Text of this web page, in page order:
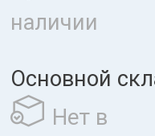
наличии
Основной
Нет в